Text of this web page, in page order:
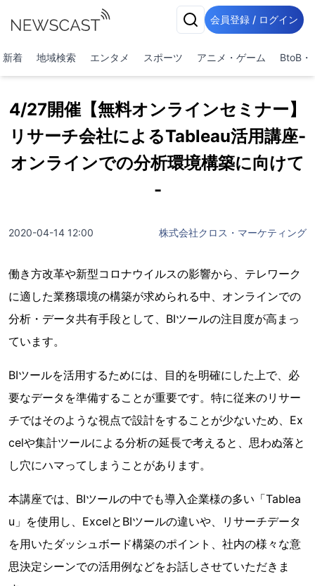
会員登録 / ログイン
新着 地域検索 エンタメ スポーツ アニメ・ゲーム BtoB・
4/27開催【無料オンラインセミナー】
リサーチ会社によるTableau活用講座-
オンラインでの分析環境構築に向けて
-
2020-04-14 12:00 株式会社クロス・マーケティング
働き方改革や新型コロナウイルスの影響から、テレワーク
に適した業務環境の構築が求められる中、オンラインでの
分析・データ共有手段として、BIツールの注目度が高まっ
ています。
BIツールを活用するためには、目的を明確にした上で、必
要なデータを準備することが重要です。特に従来のリサー
チではそのような視点で設計をすることが少ないため、Ex
celや集計ツールによる分析の延長で考えると、思わぬ落と
し穴にハマってしまうことがあります。
本講座では、BIツールの中でも導入企業様の多い「Tablea
u」を使用し、ExcelとBIツールの違いや、リサーチデータ
を用いたダッシュボード構築のポイント、社内の様々な意
思決定シーンでの活用例などをお話しさせていただきま